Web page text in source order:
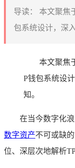
导读：
本文聚焦
包系统设计，深
本文聚焦
P钱包系统设
知。
在当今数字化
数字资产不可或缺
位、深层次地解析